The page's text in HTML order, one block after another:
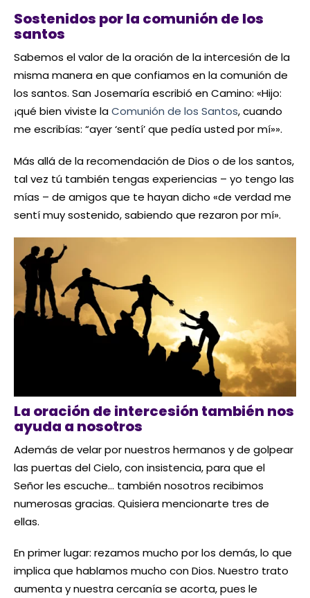
Sostenidos por la comunión de los
santos
Sabemos el valor de la oración de la intercesión de la
misma manera en que confiamos en la comunión de
los santos. San Josemaría escribió en Camino: «Hijo:
¡qué bien viviste laComunión de los Santos, cuando
me escribías: “ayer ‘sentí’ que pedía usted por mí»».
Más allá de la recomendación de Dios o de los santos,
tal vez tú también tengas experiencias – yo tengo las
mías – de amigos que te hayan dicho «de verdad me
sentí muy sostenido, sabiendo que rezaron por mí».
La oración de intercesión también nos
ayuda a nosotros
Además de velar por nuestros hermanos y de golpear
las puertas del Cielo, con insistencia, para que el
Señor les escuche… también nosotros recibimos
numerosas gracias. Quisiera mencionarte tres de
ellas.
En primer lugar: rezamos mucho por los demás, lo que
implica que hablamos mucho con Dios. Nuestro trato
aumenta y nuestra cercanía se acorta, pues le